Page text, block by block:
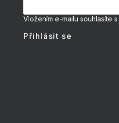
Vložením e-mailu souhlasíte s
Přihlásit se